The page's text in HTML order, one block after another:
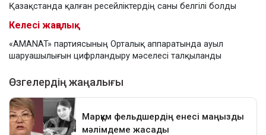
Қазақстанда қалған ресейліктердің саны белгілі болды
Келесі жаңалық
«AMANAT» партиясының Орталық аппаратында ауыл
шаруашылығын цифрландыру мәселесі талқыланды